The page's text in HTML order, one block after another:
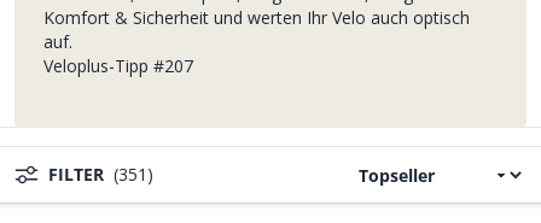
Komfort & Sicherheit und werten Ihr Velo auch optisch
auf.
Veloplus-Tipp #207
FILTER (351)